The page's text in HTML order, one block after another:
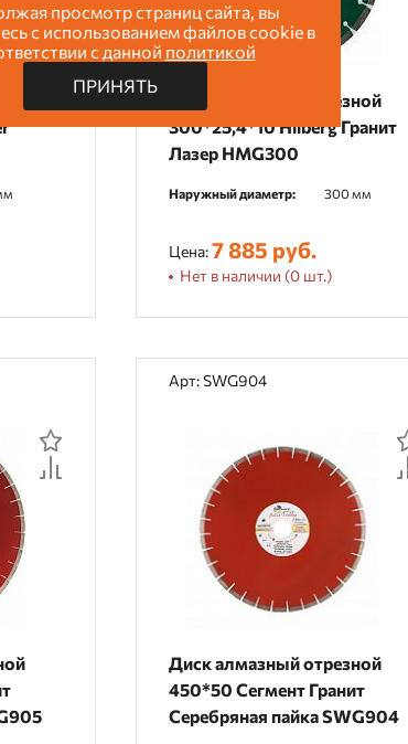
Диск алмазный отрезной
300*25,4*10 Hilberg Гранит
Лазер HMG300
Наружный диаметр: 300 мм
Цена:7 885 руб.
Нет в наличии (0 шт.)
Арт: SWG904
Диск алмазный отрезной
450*50 Сегмент Гранит
Серебряная пайка SWG904
просмотр страниц сайта, вы
с использованием файлов cookie в
с данной политикой
ПРИНЯТЬ